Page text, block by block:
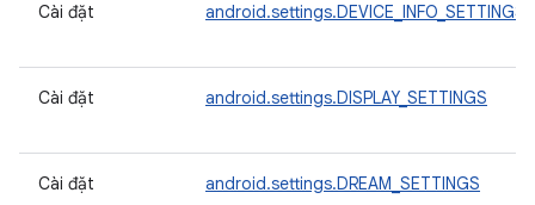
Cài đặt android.settings.DEVICE_INFO_SETTINGS
Cài đặt android.settings.DISPLAY_SETTINGS
Cài đặt android.settings.DREAM_SETTINGS